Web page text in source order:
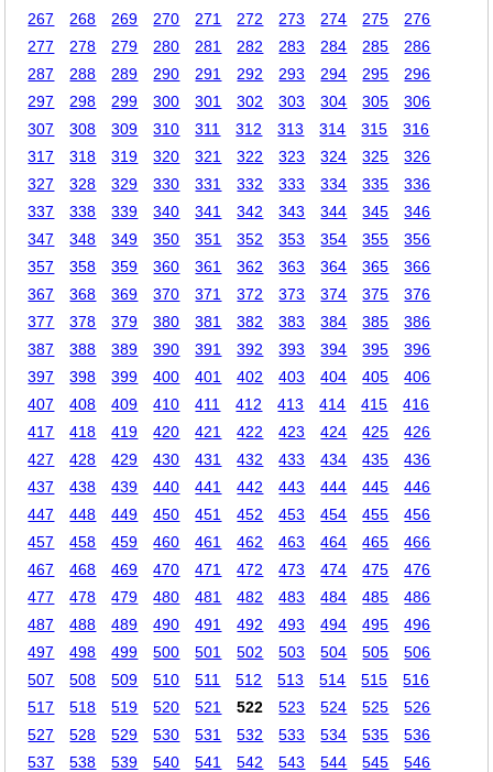
267 268 269 270 271 272 273 274 275
276
277
278 279 280 281 282 283 284 285
286
287
288 289 290 291 292 293 294 295
296
297
298 299 300 301 302 303 304 305
306
307
308 309 310 311 312 313 314 315
316
317
318 319 320 321 322 323 324 325
326
327
328 329 330 331 332 333 334 335
336
337
338 339 340 341 342 343 344 345
346
347
348 349 350 351 352 353 354 355
356
357
358 359 360 361 362 363 364 365
366
367
368 369 370 371 372 373 374 375
376
377
378 379 380 381 382 383 384 385
386
387
388 389 390 391 392 393 394 395
396
397
398 399 400 401 402 403 404 405
406
407
408 409 410 411 412 413 414 415
416
417
418 419 420 421 422 423 424 425
426
427
428 429 430 431 432 433 434 435
436
437
438 439 440 441 442 443 444 445
446
447
448 449 450 451 452 453 454 455
456
457
458 459 460 461 462 463 464 465
466
467
468 469 470 471 472 473 474 475
476
477
478 479 480 481 482 483 484 485
486
487
488 489 490 491 492 493 494 495
496
497
498 499 500 501 502 503 504 505
506
507
508 509 510 511 512 513 514 515
516
517
518 519 520 521 522 523 524 525
526
527
528 529 530 531 532 533 534 535
536
537
538 539 540 541 542 543 544 545
546